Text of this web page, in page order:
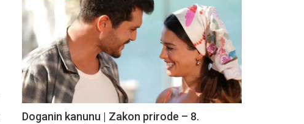
Doganin kanunu | Zakon prirode – 8.